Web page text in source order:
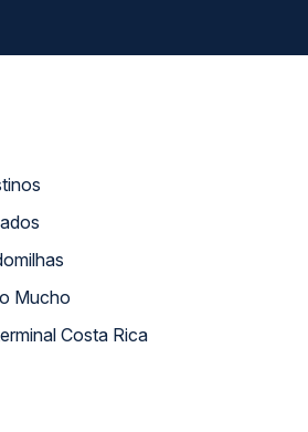
Mucho
La terminal Costa Rica